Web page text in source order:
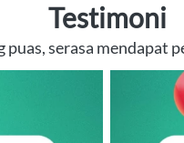
Testimoni
serasa mendapat